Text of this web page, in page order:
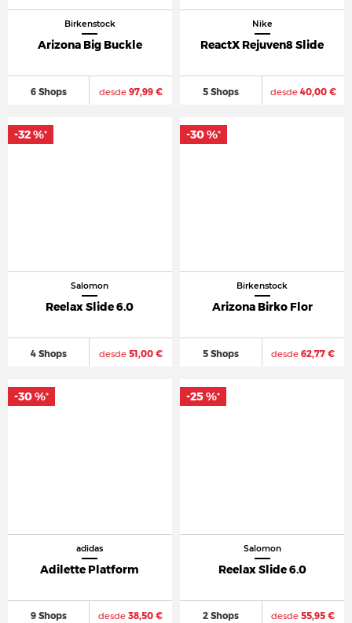
Birkenstock
Arizona Big Buckle
6 Shops desde97,99 €
Nike
ReactX Rejuven8 Slide
5 Shops desde40,00 €
Salomon
Reelax Slide 6.0
4 Shops desde51,00 €
-32 %*
Birkenstock
Arizona Birko Flor
5 Shops desde 62,77 €
-30 %*
adidas
Adilette Platform
9 Shops desde 38,50 €
-30 %*
Salomon
Reelax Slide 6.0
2 Shops desde 55,95 €
-25 %*